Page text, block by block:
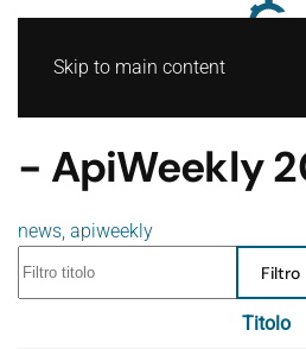
Skip to main content
- ApiWeekly
news, apiweekly
Filtro
Titolo